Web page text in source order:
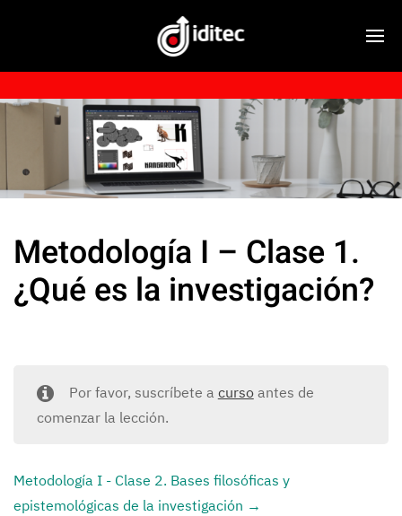
Metodología I – Clase 1.
¿Qué es la investigación?
Por favor, suscríbete a cursoantes de
comenzar la lección.
Metodología I - Clase 2. Bases filosóficas y
epistemológicas de la investigación